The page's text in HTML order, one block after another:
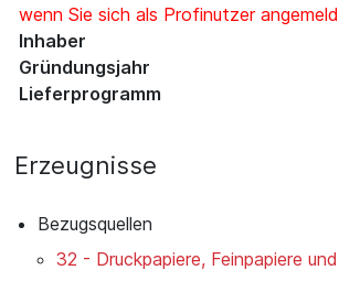
wenn Sie sich als Profinutzer
Inhaber
Gründungsjahr
Lieferprogramm
Erzeugnisse
Bezugsquellen
32 - Druckpapiere, Feinpapiere